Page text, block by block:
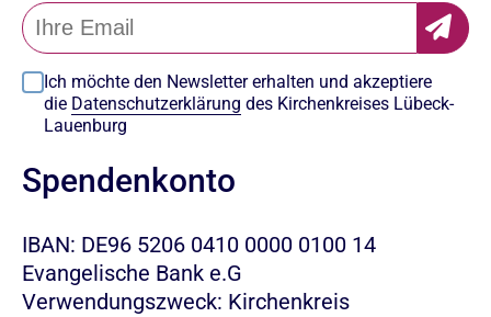
Ich möchte den Newsletter erhalten und akzeptiere
die Datenschutzerklärung des Kirchenkreises Lübeck-
Lauenburg
Spendenkonto
IBAN: DE96 5206 0410 0000 0100 14
Evangelische Bank e.G
Verwendungszweck: Kirchenkreis